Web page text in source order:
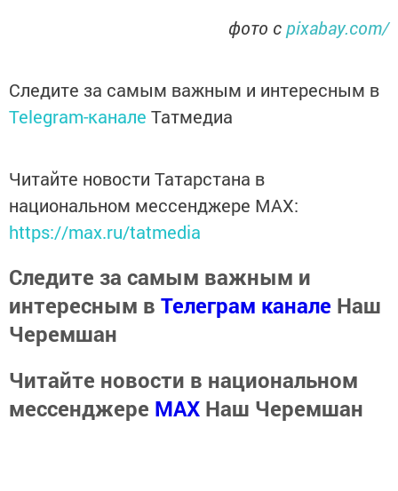
фото сpixabay.com/
Следите за самым важным и интересным в
Telegram-канале Татмедиа
Читайте новости Татарстана в
национальном мессенджере MАХ:
https://max.ru/tatmedia
Следите за самым важным и
интересным в Телеграм канале Наш
Черемшан
Читайте новости в национальном
мессенджере MАХ Наш Черемшан